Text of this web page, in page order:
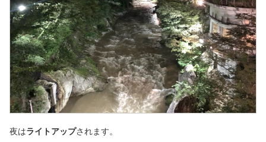
夜はライトアップされます。